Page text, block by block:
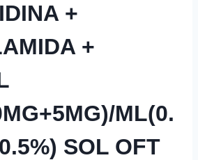
+
+
ML(0.
SOL OFT